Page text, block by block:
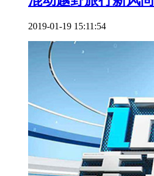
2019-01-19 15:11:54